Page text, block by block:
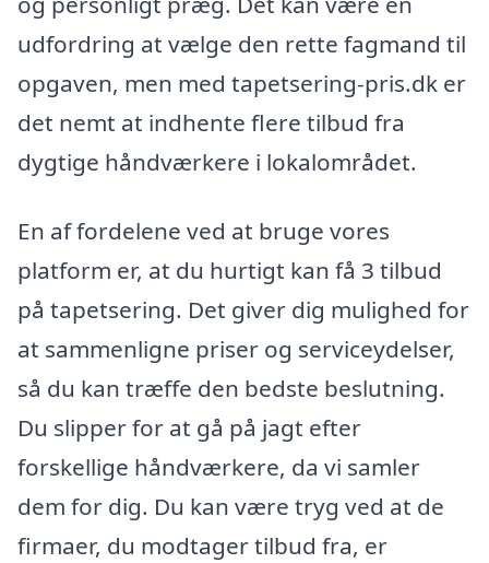
udfordring at vælge den rette fagmand til
opgaven, men med tapetsering-pris.dk er
det nemt at indhente flere tilbud fra
dygtige håndværkere i lokalområdet.
En af fordelene ved at bruge vores
platform er, at du hurtigt kan få 3 tilbud
på tapetsering. Det giver dig mulighed for
at sammenligne priser og serviceydelser,
så du kan træffe den bedste beslutning.
Du slipper for at gå på jagt efter
forskellige håndværkere, da vi samler
dem for dig. Du kan være tryg ved at de
firmaer, du modtager tilbud fra, er